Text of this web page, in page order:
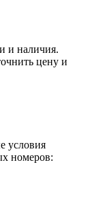
и наличия.
цену и
условия
номеров: